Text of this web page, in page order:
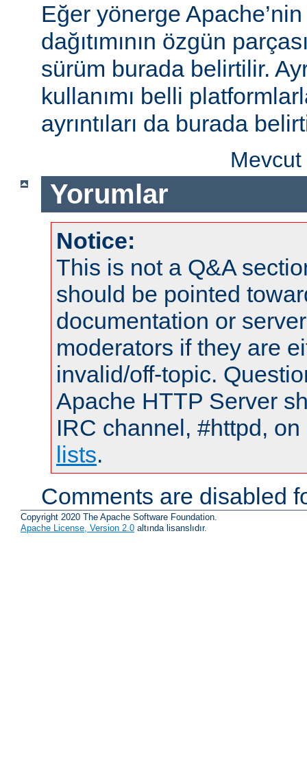
Eğer yönerge
dağıtımının özgün
sürüm burada belirtilir.
kullanımı belli
ayrıntıları da burada
Yorumlar
Notice:
This is not a Q&A
should be pointed
documentation or
moderators if they are
invalid/off-topic.
Apache HTTP Server
IRC channel, #httpd,
lists.
Comments are disabled
Copyright 2020 The Apache Software Foundation.
Apache License, Version 2.0 altında lisanslıdır.